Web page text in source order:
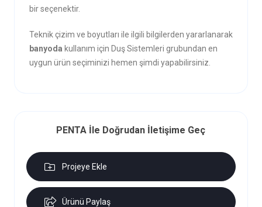
bir seçenektir.
Teknik çizim ve boyutları ile ilgili bilgilerden yararlanarak
banyoda kullanım için Duş Sistemleri grubundan en
uygun ürün seçiminizi hemen şimdi yapabilirsiniz.
PENTA İle Doğrudan İletişime Geç
Projeye Ekle
Ürünü Paylaş